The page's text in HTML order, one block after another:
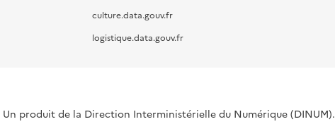
culture.data.gouv.fr
logistique.data.gouv.fr
Un produit de la Direction Interministérielle du Numérique (DINUM).